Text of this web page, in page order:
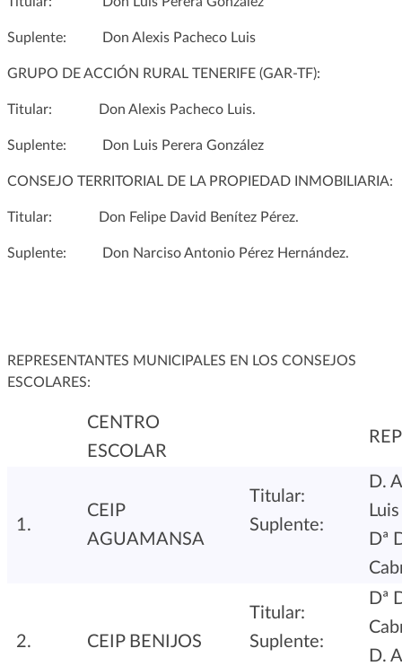
Suplente: Don Alexis Pacheco Luis
GRUPO DE ACCIÓN RURAL TENERIFE (GAR-TF):
Titular: Don Alexis Pacheco Luis.
Suplente: Don Luis Perera González
CONSEJO TERRITORIAL DE LA PROPIEDAD INMOBILIARIA:
Titular: Don Felipe David Benítez Pérez.
Suplente: Don Narciso Antonio Pérez Hernández.
REPRESENTANTES MUNICIPALES EN LOS CONSEJOS
ESCOLARES:
CENTRO
ESCOLAR
1.
CEIP
AGUAMANSA
Titular:
Suplente:
D.
Luis
Dª
2. CEIP BENIJOS
Titular:
Suplente:
Dª
D.